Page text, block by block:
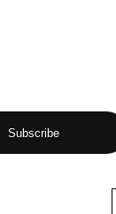
Subscribe